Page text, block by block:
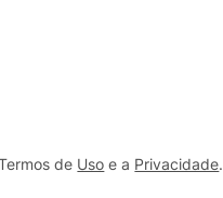
de Uso e a Privacidade.